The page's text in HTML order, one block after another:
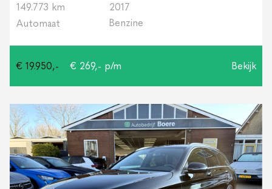
149.773 km
2017
Automaat
Benzine
€ 19.950,- € 269,- p/m Bekijk